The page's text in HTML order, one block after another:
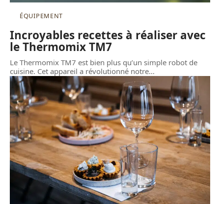
ÉQUIPEMENT
Incroyables recettes à réaliser avec
le Thermomix TM7
Le Thermomix TM7 est bien plus qu’un simple robot de
cuisine. Cet appareil a révolutionné notre…